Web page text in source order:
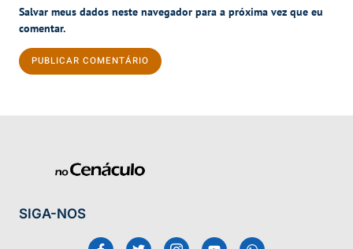
Salvar meus dados neste navegador para a próxima vez que eu
comentar.
SIGA-NOS